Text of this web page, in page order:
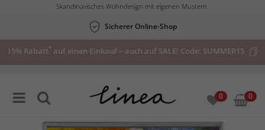
Skandinavisches Wohndesign mit eigenen Mustern.
Sicherer Online-Shop
15% Rabatt* auf einen Einkauf – auch auf SALE! Code: SUMMER15
0 0